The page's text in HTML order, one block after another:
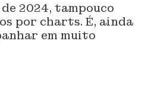
2024, tampouco
por charts. É, ainda
em muito